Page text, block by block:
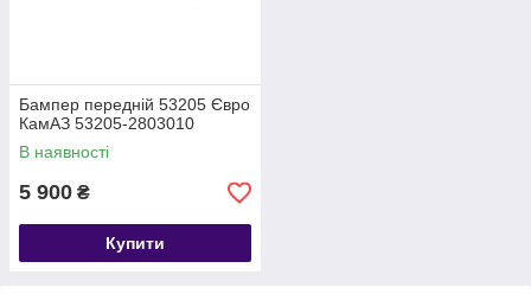
Бампер передній 53205 Євро
КамАЗ 53205-2803010
В наявності
5 900 ₴
Купити